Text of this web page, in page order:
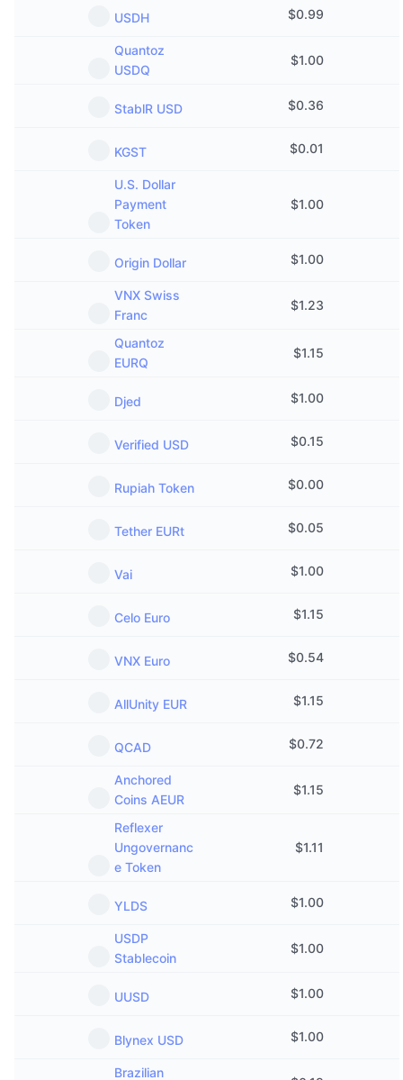
USDH $0.99
Quantoz
USDQ
$1.00
StablR USD $0.36
KGST $0.01
U.S. Dollar
Payment
Token
$1.00
Origin Dollar $1.00
VNX Swiss
Franc
$1.23
Quantoz
EURQ
$1.15
Djed $1.00
Verified USD $0.15
Rupiah Token $0.00
Tether EURt $0.05
Vai $1.00
Celo Euro $1.15
VNX Euro $0.54
AllUnity EUR $1.15
QCAD $0.72
Anchored
Coins AEUR
$1.15
Reflexer
Ungovernanc
e Token
$1.11
YLDS $1.00
USDP
Stablecoin
$1.00
UUSD $1.00
Blynex USD $1.00
Brazilian